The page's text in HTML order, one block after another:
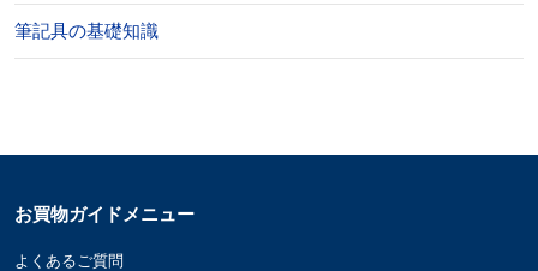
筆記具の基礎知識
お買物ガイドメニュー
よくあるご質問